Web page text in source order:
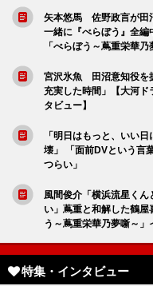
矢本悠馬 佐野政言が田
一緒に『べらぼう』全
「べらぼう～蔦重栄華乃
宮沢氷魚 田沼意知役を
充実した時間」【大河
タビュー】
「明日はもっと、いい
壊」 「面前DVという言
つらい」
風間俊介「横浜流星く
い」蔦重と和解した鶴
う～蔦重栄華乃夢噺～」
特集・インタビュー